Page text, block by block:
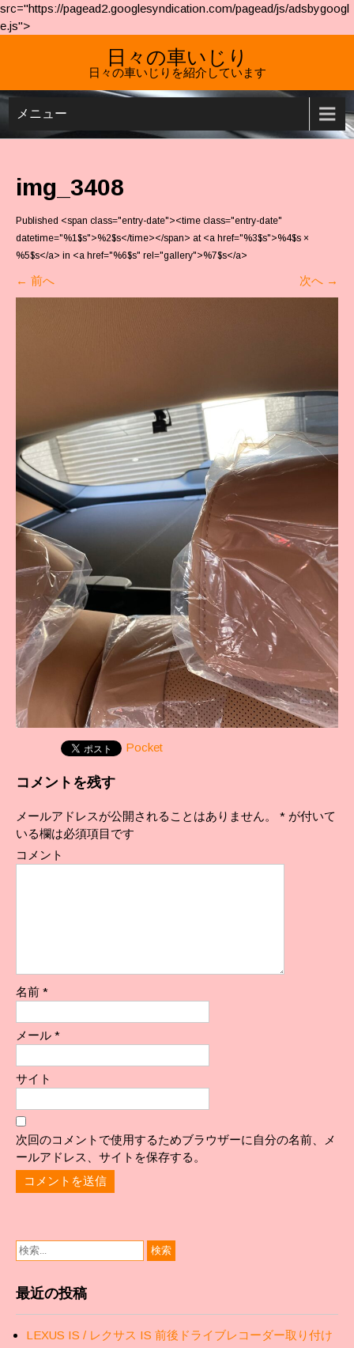
src="https://pagead2.googlesyndication.com/pagead/js/adsbygoogl
e.js">
日々の車いじり
日々の車いじりを紹介しています
メニュー
img_3408
Published <span class="entry-date"><time class="entry-date"
datetime="%1$s">%2$s</time></span> at <a href="%3$s">%4$s ×
%5$s</a> in <a href="%6$s" rel="gallery">%7$s</a>
← 前へ 次へ →
Pocket
コメントを残す
メールアドレスが公開されることはありません。 * が付いて
いる欄は必須項目です
コメント
名前 *
メール *
サイト
次回のコメントで使用するためブラウザーに自分の名前、メ
ールアドレス、サイトを保存する。
最近の投稿
LEXUS IS / レクサス IS 前後ドライブレコーダー取り付け